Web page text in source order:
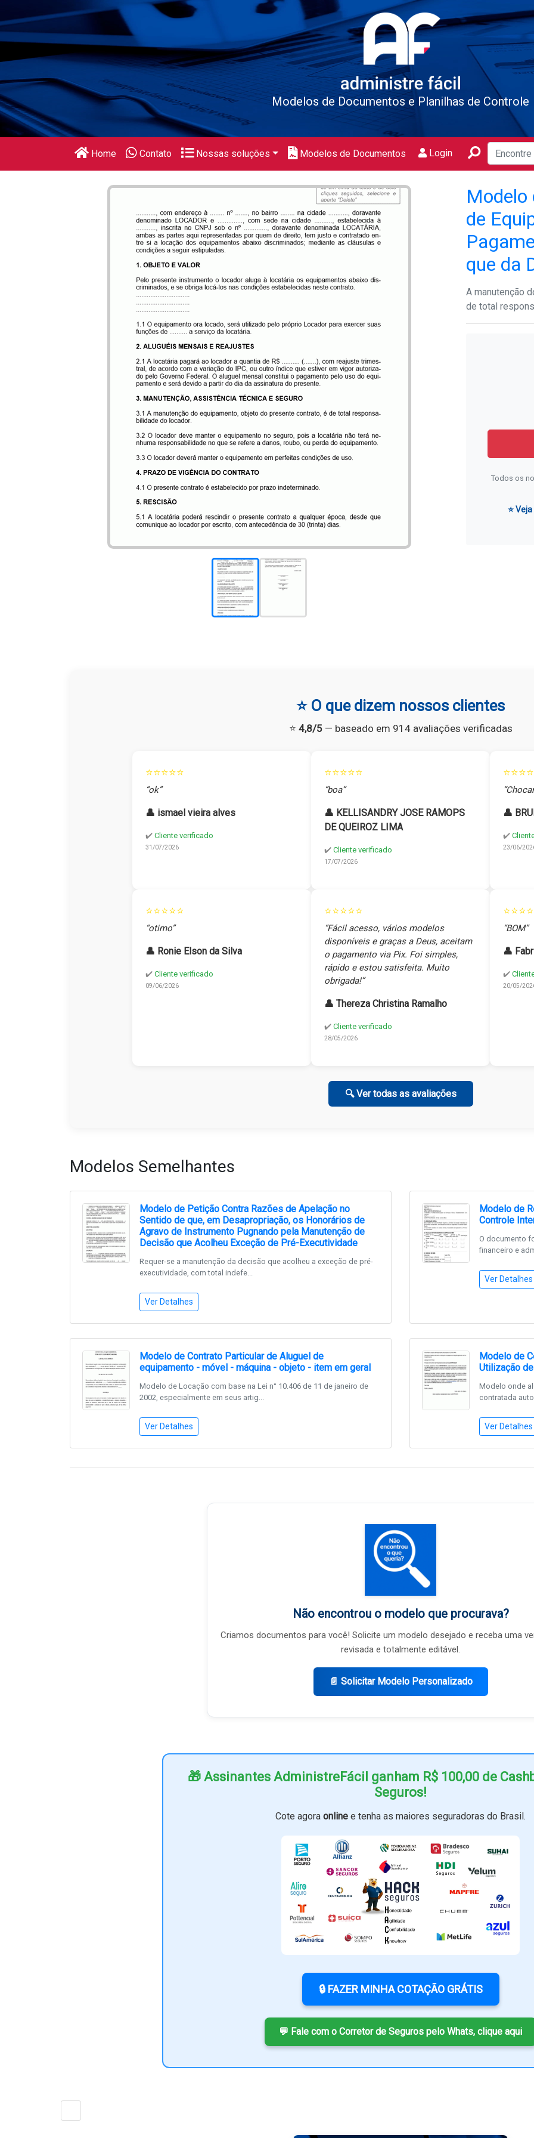
Modelos de Documentos e Planilhas de Controle
Home Contato Nossas soluções Modelos de Documentos Login
Modelo
de
que da
A manutenção
de total
Todos os
⭐
⭐ O que dizem nossos clientes
⭐ 4,8/5— baseado em 914 avaliações verificadas
⭐⭐⭐⭐⭐
“ok”
👤 ismael vieira alves
✔️ Cliente verificado
31/07/2026
⭐⭐⭐⭐⭐
“boa”
👤 KELLISANDRY JOSE RAMOPS
DE QUEIROZ LIMA
✔️ Cliente verificado
17/07/2026
👤
✔️
23/06/
⭐⭐⭐⭐⭐
“otimo”
👤 Ronie Elson da Silva
✔️ Cliente verificado
09/06/2026
⭐⭐⭐⭐⭐
“Fácil acesso, vários modelos
disponíveis e graças a Deus, aceitam
o pagamento via Pix. Foi simples,
rápido e estou satisfeita. Muito
obrigada!”
👤 Thereza Christina Ramalho
✔️ Cliente verificado
28/05/2026
“BOM”
👤
✔️
20/05/
🔍 Ver todas as avaliações
Modelos Semelhantes
Modelo de Petição Contra Razões de Apelação no
Sentido de que, em Desapropriação, os Honorários de
Agravo de Instrumento Pugnando pela Manutenção de
Decisão que Acolheu Exceção de Pré-Executividade
Requer-se a manutenção da decisão que acolheu a exceção de pré-
executividade, com total indefe...
Ver Detalhes
Modelo de
Controle
O documento
financeiro e
Ver Detalhes
Modelo de Contrato Particular de Aluguel de
equipamento - móvel - máquina - objeto - item em geral
Modelo de Locação com base na Lei n° 10.406 de 11 de janeiro de
2002, especialmente em seus artig...
Ver Detalhes
Modelo de
Utilização
Modelo onde
contratada
Ver Detalhes
Não encontrou o modelo que procurava?
Criamos documentos para você! Solicite um modelo desejado e receba uma
revisada e totalmente editável.
📄 Solicitar Modelo Personalizado
🎁 Assinantes AdministreFácil ganham R$ 100,00 de
Seguros!
Cote agora online e tenha as maiores seguradoras do Brasil.
🔒 FAZER MINHA COTAÇÃO GRÁTIS
💬 Fale com o Corretor de Seguros pelo Whats, clique aqui